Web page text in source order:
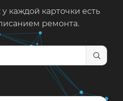
каждой карточки есть
ремонта.